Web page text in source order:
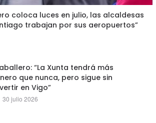
coloca luces en julio, las alcaldesas
trabajan por sus aeropuertos”
“La Xunta tendrá más
que nunca, pero sigue sin
en Vigo”
Posted
30 julio 2026